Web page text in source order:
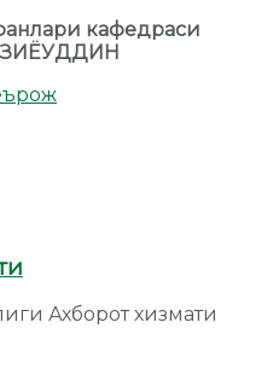
кафедраси
ЗИЁУДДИН
Ахборот хизмати